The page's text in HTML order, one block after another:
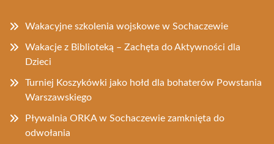
Wakacyjne szkolenia wojskowe w Sochaczewie
Wakacje z Biblioteką – Zachęta do Aktywności dla
Dzieci
Turniej Koszykówki jako hołd dla bohaterów Powstania
Warszawskiego
Pływalnia ORKA w Sochaczewie zamknięta do
odwołania